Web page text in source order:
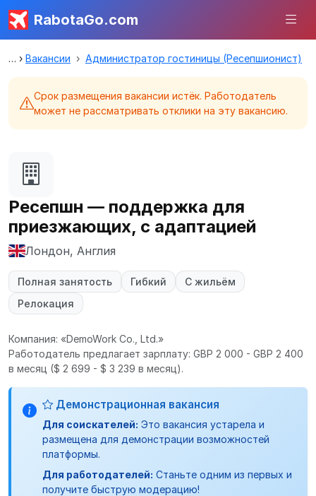
RabotaGo.com
Вакансии Администратор гостиницы (Ресепшионист)
Срок размещения вакансии истёк. Работодатель
может не рассматривать отклики на эту вакансию.
Ресепшн — поддержка для
приезжающих, с адаптацией
Лондон, Англия
Полная занятость Гибкий
С жильём
Релокация
Компания: «DemoWork Co., Ltd.»
Работодатель предлагает зарплату: GBP 2 000 - GBP 2 400
в месяц ($ 2 699 - $ 3 239 в месяц).
Демонстрационная вакансия
Для соискателей: Это вакансия устарела и
размещена для демонстрации возможностей
платформы.
Для работодателей: Станьте одним из первых и
получите быструю модерацию!